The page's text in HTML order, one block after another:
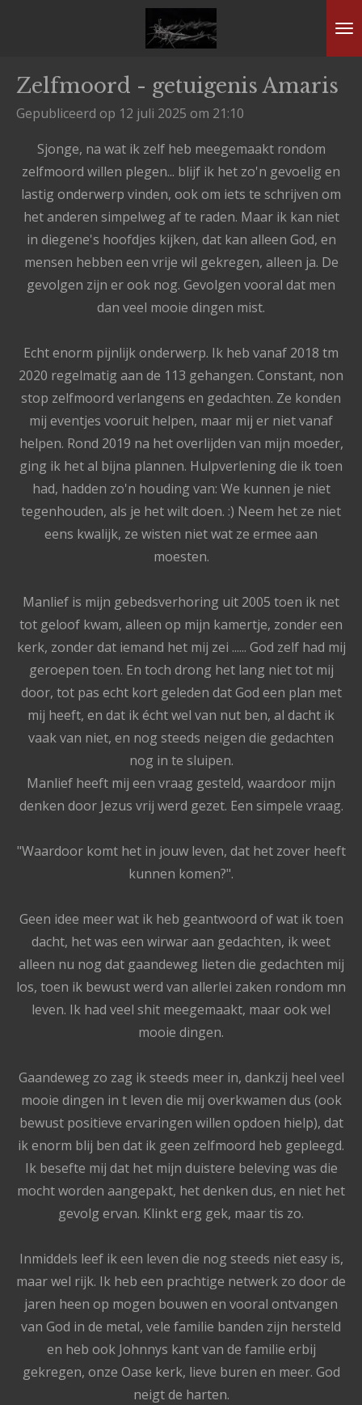
de
hoofdinhoud
Zelfmoord - getuigenis Amaris
Gepubliceerd op 12 juli 2025 om 21:10
Sjonge, na wat ik zelf heb meegemaakt rondom
zelfmoord willen plegen... blijf ik het zo'n gevoelig en
lastig onderwerp vinden, ook om iets te schrijven om
het anderen simpelweg af te raden. Maar ik kan niet
in diegene's hoofdjes kijken, dat kan alleen God, en
mensen hebben een vrije wil gekregen, alleen ja. De
gevolgen zijn er ook nog. Gevolgen vooral dat men
dan veel mooie dingen mist.
Echt enorm pijnlijk onderwerp. Ik heb vanaf 2018 tm
2020 regelmatig aan de 113 gehangen. Constant, non
stop zelfmoord verlangens en gedachten. Ze konden
mij eventjes vooruit helpen, maar mij er niet vanaf
helpen. Rond 2019 na het overlijden van mijn moeder,
ging ik het al bijna plannen. Hulpverlening die ik toen
had, hadden zo'n houding van: We kunnen je niet
tegenhouden, als je het wilt doen. :) Neem het ze niet
eens kwalijk, ze wisten niet wat ze ermee aan
moesten.
Manlief is mijn gebedsverhoring uit 2005 toen ik net
tot geloof kwam, alleen op mijn kamertje, zonder een
kerk, zonder dat iemand het mij zei ...... God zelf had mij
geroepen toen. En toch drong het lang niet tot mij
door, tot pas echt kort geleden dat God een plan met
mij heeft, en dat ik écht wel van nut ben, al dacht ik
vaak van niet, en nog steeds neigen die gedachten
nog in te sluipen.
Manlief heeft mij een vraag gesteld, waardoor mijn
denken door Jezus vrij werd gezet. Een simpele vraag.
"Waardoor komt het in jouw leven, dat het zover heeft
kunnen komen?".
Geen idee meer wat ik heb geantwoord of wat ik toen
dacht, het was een wirwar aan gedachten, ik weet
alleen nu nog dat gaandeweg lieten die gedachten mij
los, toen ik bewust werd van allerlei zaken rondom mn
leven. Ik had veel shit meegemaakt, maar ook wel
mooie dingen.
Gaandeweg zo zag ik steeds meer in, dankzij heel veel
mooie dingen in t leven die mij overkwamen dus (ook
bewust positieve ervaringen willen opdoen hielp), dat
ik enorm blij ben dat ik geen zelfmoord heb gepleegd.
Ik besefte mij dat het mijn duistere beleving was die
mocht worden aangepakt, het denken dus, en niet het
gevolg ervan. Klinkt erg gek, maar tis zo.
Inmiddels leef ik een leven die nog steeds niet easy is,
maar wel rijk. Ik heb een prachtige netwerk zo door de
jaren heen op mogen bouwen en vooral ontvangen
van God in de metal, vele familie banden zijn hersteld
en heb ook Johnnys kant van de familie erbij
gekregen, onze Oase kerk, lieve buren en meer. God
neigt de harten.